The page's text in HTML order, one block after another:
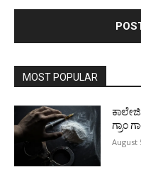
MOST POPULAR
ಗ್ರಾಂ
August